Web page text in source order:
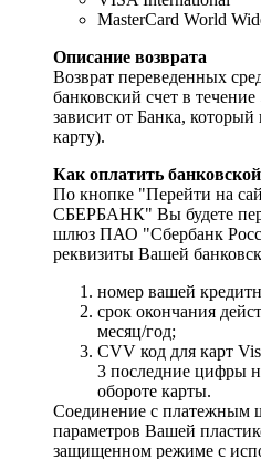
MasterCard World
Описание возврата
Возврат переведенных
банковский счет в
зависит от Банка,
карту).
Как оплатить
По кнопке "Перейти на
СБЕРБАНК" Вы будете
шлюз ПАО "Сбербанк
реквизиты Вашей
номер вашей
cрок окончания
месяц/год;
CVV код для карт
3 последние цифры
обороте карты.
Соединение с платежным
параметров Вашей
защищенном режиме с